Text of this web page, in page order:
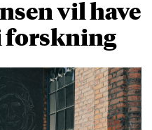
vil have
forskning